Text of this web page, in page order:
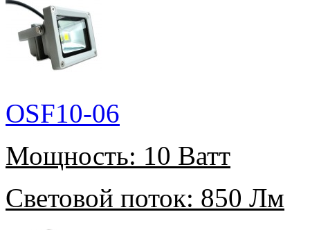
OSF10-06
Мощность: 10 Ватт
Световой поток: 850 Лм